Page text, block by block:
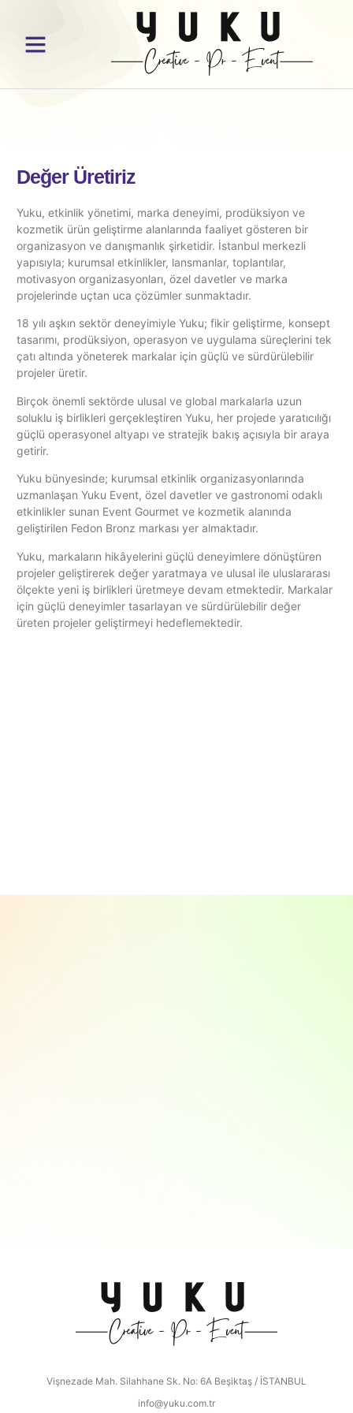
Değer Üretiriz
Yuku, etkinlik yönetimi, marka deneyimi, prodüksiyon ve
kozmetik ürün geliştirme alanlarında faaliyet gösteren bir
organizasyon ve danışmanlık şirketidir. İstanbul merkezli
yapısıyla; kurumsal etkinlikler, lansmanlar, toplantılar,
motivasyon organizasyonları, özel davetler ve marka
projelerinde uçtan uca çözümler sunmaktadır.
18 yılı aşkın sektör deneyimiyle Yuku; fikir geliştirme, konsept
tasarımı, prodüksiyon, operasyon ve uygulama süreçlerini tek
çatı altında yöneterek markalar için güçlü ve sürdürülebilir
projeler üretir.
Birçok önemli sektörde ulusal ve global markalarla uzun
soluklu iş birlikleri gerçekleştiren Yuku, her projede yaratıcılığı
güçlü operasyonel altyapı ve stratejik bakış açısıyla bir araya
getirir.
Yuku bünyesinde; kurumsal etkinlik organizasyonlarında
uzmanlaşan Yuku Event, özel davetler ve gastronomi odaklı
etkinlikler sunan Event Gourmet ve kozmetik alanında
geliştirilen Fedon Bronz markası yer almaktadır.
Yuku, markaların hikâyelerini güçlü deneyimlere dönüştüren
projeler geliştirerek değer yaratmaya ve ulusal ile uluslararası
ölçekte yeni iş birlikleri üretmeye devam etmektedir. Markalar
için güçlü deneyimler tasarlayan ve sürdürülebilir değer
üreten projeler geliştirmeyi hedeflemektedir.
Vişnezade Mah. Silahhane Sk. No: 6A Beşiktaş / İSTANBUL
info@yuku.com.tr